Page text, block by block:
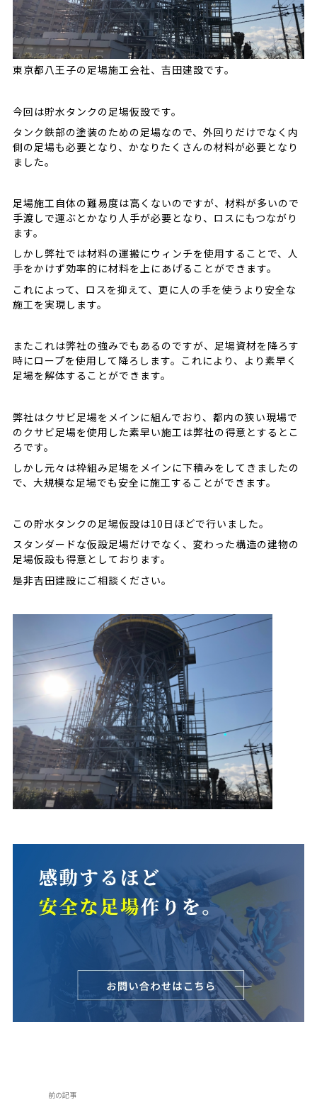
東京都八王子の足場施工会社、吉田建設です。
今回は貯水タンクの足場仮設です。
タンク鉄部の塗装のための足場なので、外回りだけでなく内
側の足場も必要となり、かなりたくさんの材料が必要となり
ました。
足場施工自体の難易度は高くないのですが、材料が多いので
手渡しで運ぶとかなり人手が必要となり、ロスにもつながり
ます。
しかし弊社では材料の運搬にウィンチを使用することで、人
手をかけず効率的に材料を上にあげることができます。
これによって、ロスを抑えて、更に人の手を使うより安全な
施工を実現します。
またこれは弊社の強みでもあるのですが、足場資材を降ろす
時にロープを使用して降ろします。これにより、より素早く
足場を解体することができます。
弊社はクサビ足場をメインに組んでおり、都内の狭い現場で
のクサビ足場を使用した素早い施工は弊社の得意とするとこ
ろです。
しかし元々は枠組み足場をメインに下積みをしてきましたの
で、大規模な足場でも安全に施工することができます。
この貯水タンクの足場仮設は10日ほどで行いました。
スタンダードな仮設足場だけでなく、変わった構造の建物の
足場仮設も得意としております。
是非吉田建設にご相談ください。